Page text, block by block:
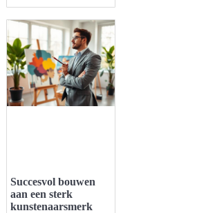
Succesvol bouwen
aan een sterk
kunstenaarsmerk